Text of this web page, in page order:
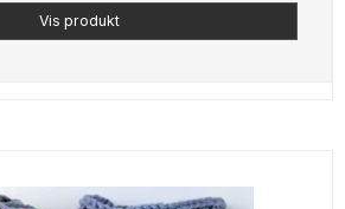
Vis produkt